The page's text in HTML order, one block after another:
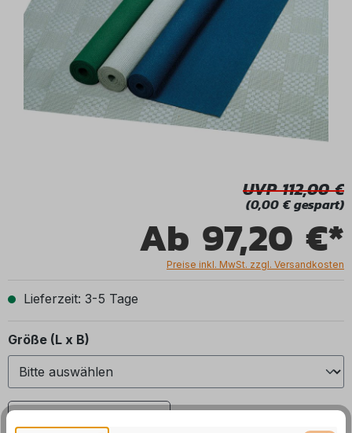
Ab 97,20 €*
UVP 112,00
(0,00 € gespart)
Preise inkl. MwSt. zzgl. Versandkosten
Lieferzeit: 3-5 Tage
Größe (L x B)